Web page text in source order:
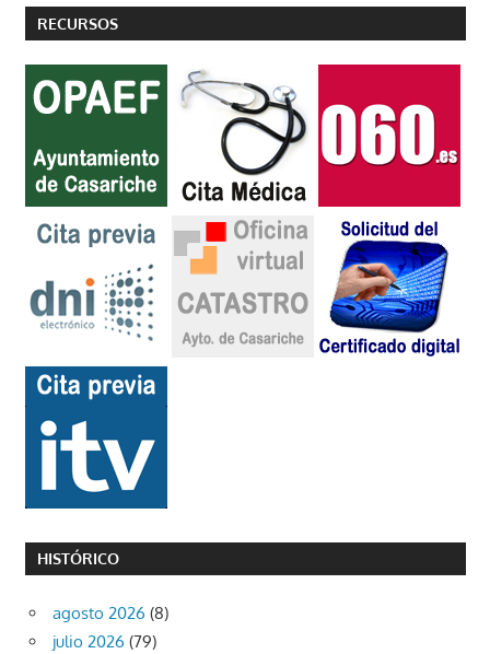
entradas
RECURSOS
HISTÓRICO
agosto 2026 (8)
julio 2026 (79)